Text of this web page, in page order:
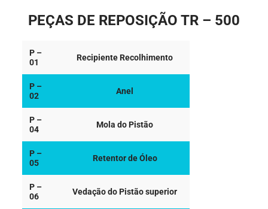
PEÇAS DE REPOSIÇÃO TR – 500
P –
01
Recipiente Recolhimento
P –
02
Anel
P –
04
Mola do Pistão
P –
05
Retentor de Óleo
P –
06
Vedação do Pistão superior